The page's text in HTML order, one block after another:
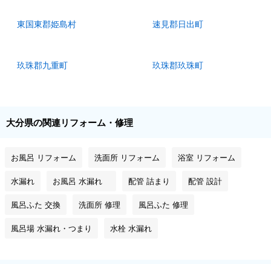
東国東郡姫島村 速見郡日出町
玖珠郡九重町 玖珠郡玖珠町
大分県の関連リフォーム・修理
お風呂 リフォーム 洗面所 リフォーム 浴室 リフォーム
水漏れ お風呂 水漏れ 配管 詰まり 配管 設計
風呂ふた 交換 洗面所 修理 風呂ふた 修理
風呂場 水漏れ・つまり 水栓 水漏れ